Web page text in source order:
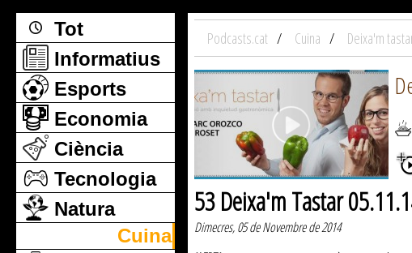
Tot
Informatius
Esports
Economia
Ciència
Tecnologia
Natura
Cuina
Podcasts.cat Cuina Deixa'm
53 Deixa'm Tastar
Dimecres, 05 de Novembre de 2014